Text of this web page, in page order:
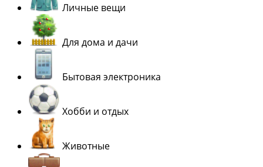
Личные вещи
Для дома и дачи
Бытовая электроника
Хобби и отдых
Животные